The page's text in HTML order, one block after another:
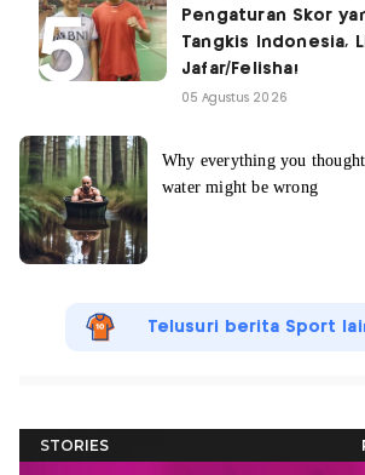
Pengaturan Skor
Tangkis Indonesia,
Jafar/Felisha!
05 Agustus 2026
Telusuri berita Sport